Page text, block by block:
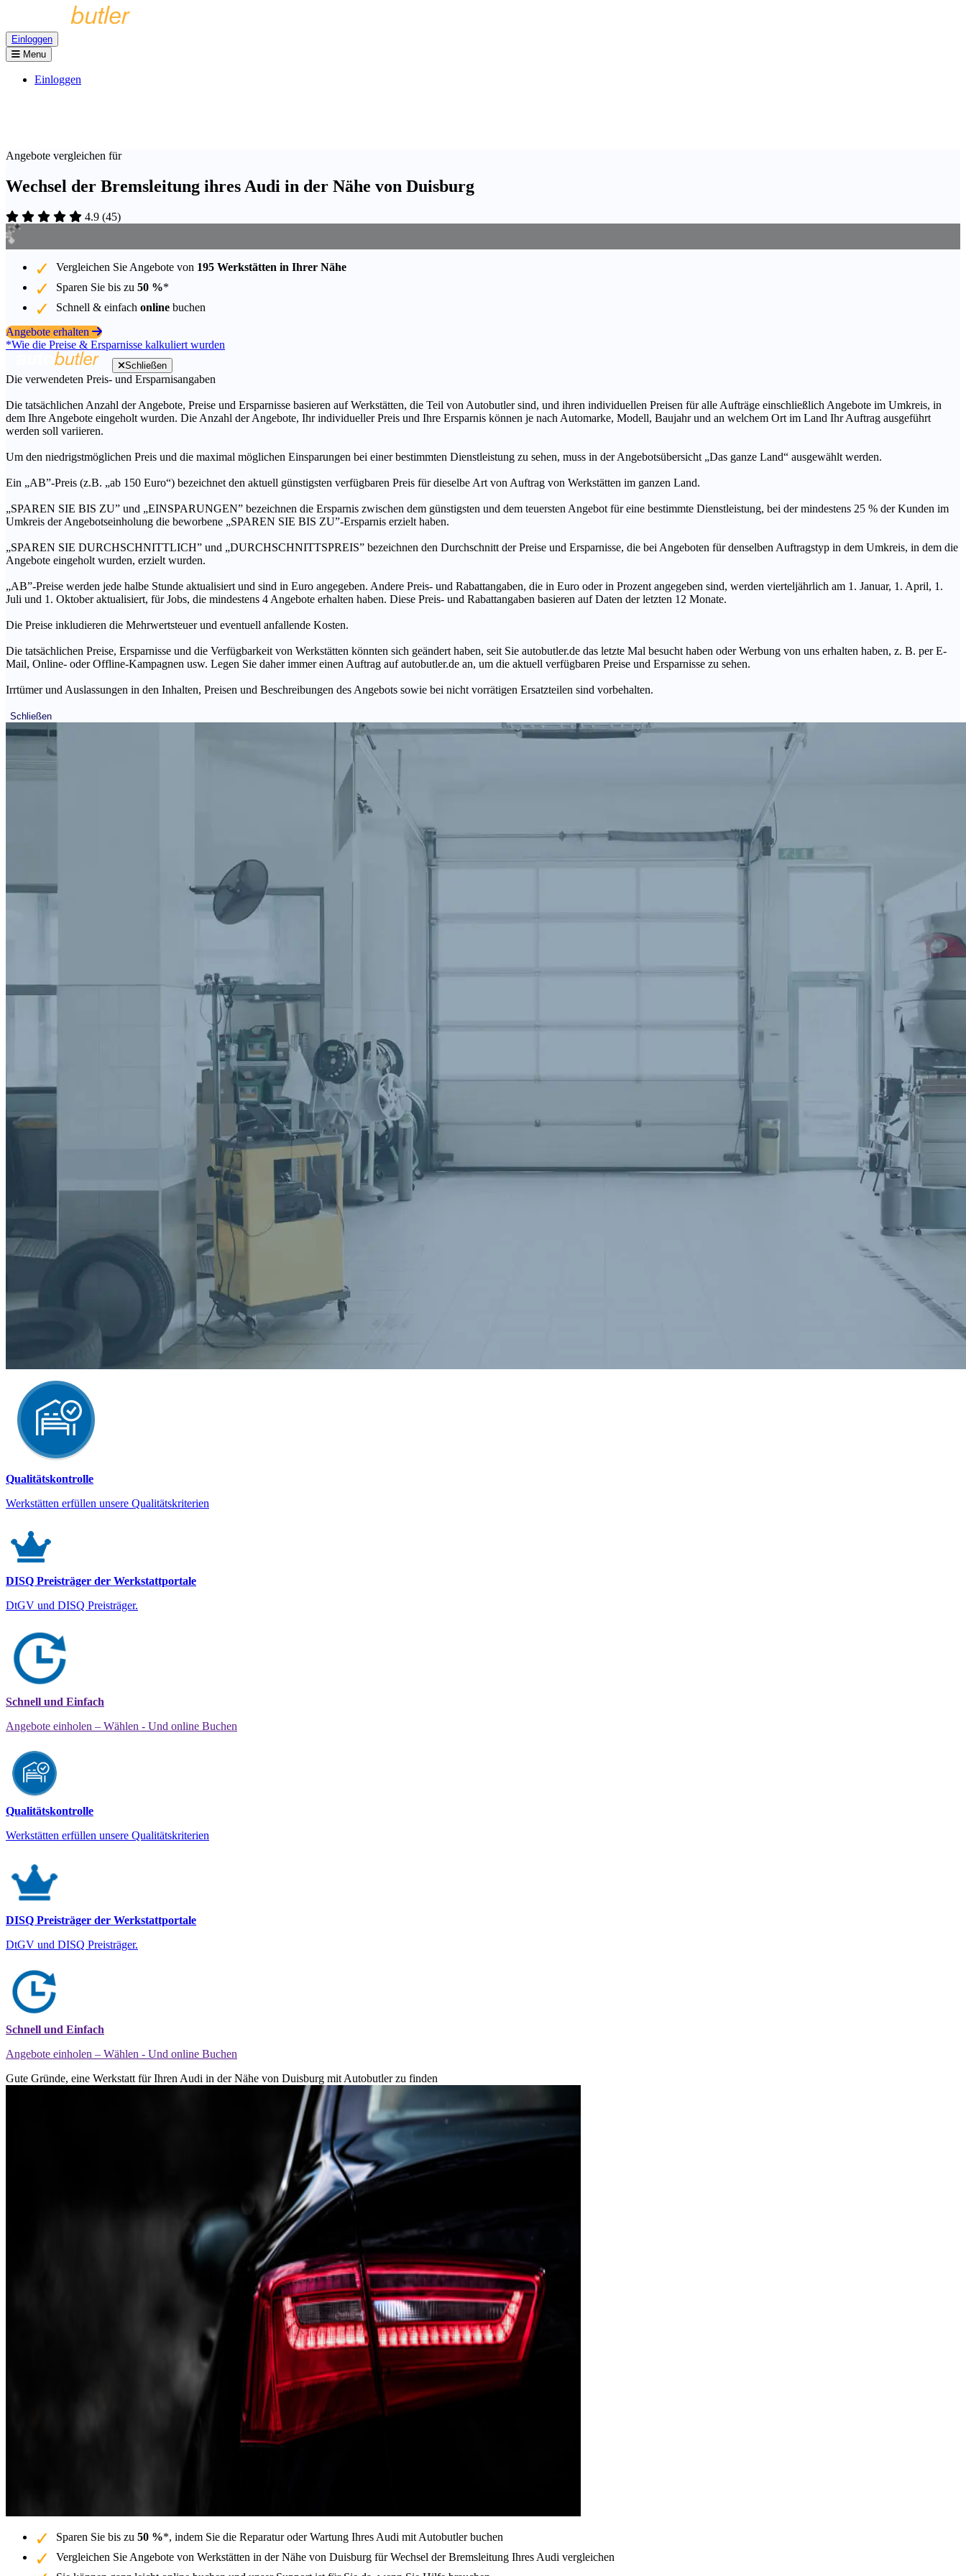
Einloggen
Menu
Einloggen
Angebote vergleichen für
Wechsel der Bremsleitung ihres Audi in der Nähe von Duisburg
4.9 (45)
Vergleichen Sie Angebote von 195 Werkstätten in Ihrer Nähe
Sparen Sie bis zu 50 %*
Schnell & einfach online buchen
Angebote erhalten
*Wie die Preise & Ersparnisse kalkuliert wurden
Schließen
Die verwendeten Preis- und Ersparnisangaben
Die tatsächlichen Anzahl der Angebote, Preise und Ersparnisse basieren auf Werkstätten, die Teil von Autobutler sind, und ihren individuellen Preisen für alle Aufträge einschließlich Angebote im Umkreis, in
dem Ihre Angebote eingeholt wurden. Die Anzahl der Angebote, Ihr individueller Preis und Ihre Ersparnis können je nach Automarke, Modell, Baujahr und an welchem Ort im Land Ihr Auftrag ausgeführt
werden soll variieren.
Um den niedrigstmöglichen Preis und die maximal möglichen Einsparungen bei einer bestimmten Dienstleistung zu sehen, muss in der Angebotsübersicht „Das ganze Land“ ausgewählt werden.
Ein „AB”-Preis (z.B. „ab 150 Euro“) bezeichnet den aktuell günstigsten verfügbaren Preis für dieselbe Art von Auftrag von Werkstätten im ganzen Land.
„SPAREN SIE BIS ZU” und „EINSPARUNGEN” bezeichnen die Ersparnis zwischen dem günstigsten und dem teuersten Angebot für eine bestimmte Dienstleistung, bei der mindestens 25 % der Kunden im
Umkreis der Angebotseinholung die beworbene „SPAREN SIE BIS ZU”-Ersparnis erzielt haben.
„SPAREN SIE DURCHSCHNITTLICH” und „DURCHSCHNITTSPREIS” bezeichnen den Durchschnitt der Preise und Ersparnisse, die bei Angeboten für denselben Auftragstyp in dem Umkreis, in dem die
Angebote eingeholt wurden, erzielt wurden.
„AB”-Preise werden jede halbe Stunde aktualisiert und sind in Euro angegeben. Andere Preis- und Rabattangaben, die in Euro oder in Prozent angegeben sind, werden vierteljährlich am 1. Januar, 1. April, 1.
Juli und 1. Oktober aktualisiert, für Jobs, die mindestens 4 Angebote erhalten haben. Diese Preis- und Rabattangaben basieren auf Daten der letzten 12 Monate.
Die Preise inkludieren die Mehrwertsteuer und eventuell anfallende Kosten.
Die tatsächlichen Preise, Ersparnisse und die Verfügbarkeit von Werkstätten könnten sich geändert haben, seit Sie autobutler.de das letzte Mal besucht haben oder Werbung von uns erhalten haben, z. B. per E-
Mail, Online- oder Offline-Kampagnen usw. Legen Sie daher immer einen Auftrag auf autobutler.de an, um die aktuell verfügbaren Preise und Ersparnisse zu sehen.
Irrtümer und Auslassungen in den Inhalten, Preisen und Beschreibungen des Angebots sowie bei nicht vorrätigen Ersatzteilen sind vorbehalten.
Schließen
Qualitätskontrolle
Werkstätten erfüllen unsere Qualitätskriterien
DISQ Preisträger der Werkstattportale
DtGV und DISQ Preisträger.
Schnell und Einfach
Angebote einholen – Wählen - Und online Buchen
Qualitätskontrolle
Werkstätten erfüllen unsere Qualitätskriterien
DISQ Preisträger der Werkstattportale
DtGV und DISQ Preisträger.
Schnell und Einfach
Angebote einholen – Wählen - Und online Buchen
Gute Gründe, eine Werkstatt für Ihren Audi in der Nähe von Duisburg mit Autobutler zu finden
Sparen Sie bis zu 50 %*, indem Sie die Reparatur oder Wartung Ihres Audi mit Autobutler buchen
Vergleichen Sie Angebote von Werkstätten in der Nähe von Duisburg für Wechsel der Bremsleitung Ihres Audi vergleichen